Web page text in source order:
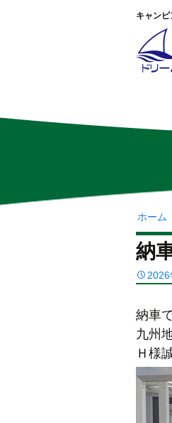
キャン
ホーム
納
2026
納車
九州
Ｈ様